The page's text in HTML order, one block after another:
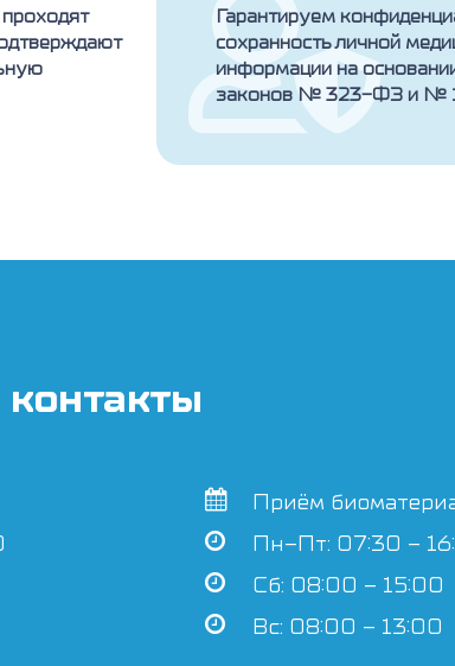
Гарантируем
сохранность личной
информации на
законов № 323-ФЗ и №
Приём
Пн–Пт: 07:30 –
Сб: 08:00 – 15:00
Вс: 08:00 – 13:00